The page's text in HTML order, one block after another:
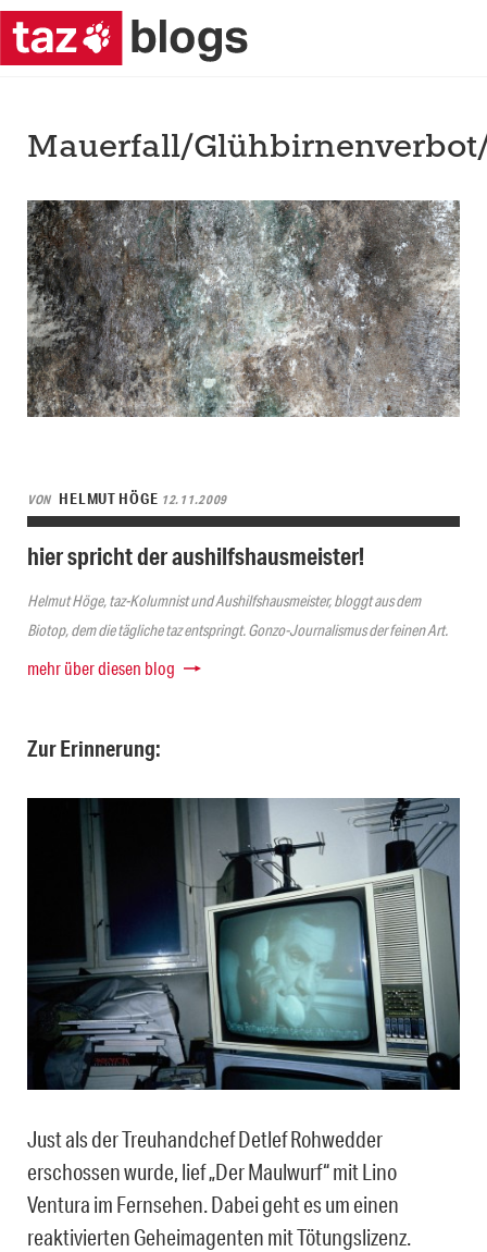
Mauerfall/
VON HELMUT HÖGE 12.11.2009
hier spricht der aushilfshausmeister!
Helmut Höge, taz-Kolumnist und Aushilfshausmeister, bloggt aus dem
Biotop, dem die tägliche taz entspringt. Gonzo-Journalismus der feinen Art.
mehr über diesen blog
Zur Erinnerung:
Just als der Treuhandchef Detlef Rohwedder
erschossen wurde, lief „Der Maulwurf“ mit Lino
Ventura im Fernsehen. Dabei geht es um einen
reaktivierten Geheimagenten mit Tötungslizenz.